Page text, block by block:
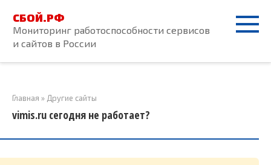
контенту
СБОЙ.РФ
Мониторинг работоспособности сервисов
и сайтов в России
Главная » Другие сайты
vimis.ru сегодня не работает?